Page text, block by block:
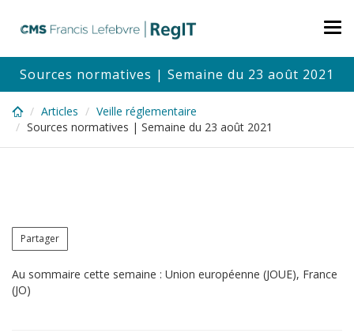
content
Sources normatives | Semaine du 23 août 2021
Articles
Veille réglementaire
Sources normatives | Semaine du 23 août 2021
Partager
Au sommaire cette semaine : Union européenne (JOUE), France
(JO)